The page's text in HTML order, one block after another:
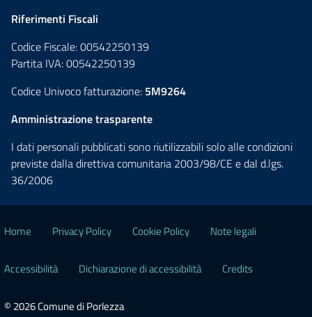
Riferimenti Fiscali
Codice Fiscale: 00542250139
Partita IVA: 00542250139
Codice Univoco fatturazione: 5M9264
Amministrazione trasparente
I dati personali pubblicati sono riutilizzabili solo alle condizioni
previste dalla direttiva comunitaria 2003/98/CE e dal d.lgs.
36/2006
Home Privacy Policy Cookie Policy Note legali
Accessibilità Dichiarazione di accessibilità Credits
© 2026 Comune di Porlezza